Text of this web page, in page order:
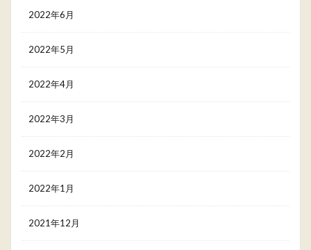
2022年6月
2022年5月
2022年4月
2022年3月
2022年2月
2022年1月
2021年12月